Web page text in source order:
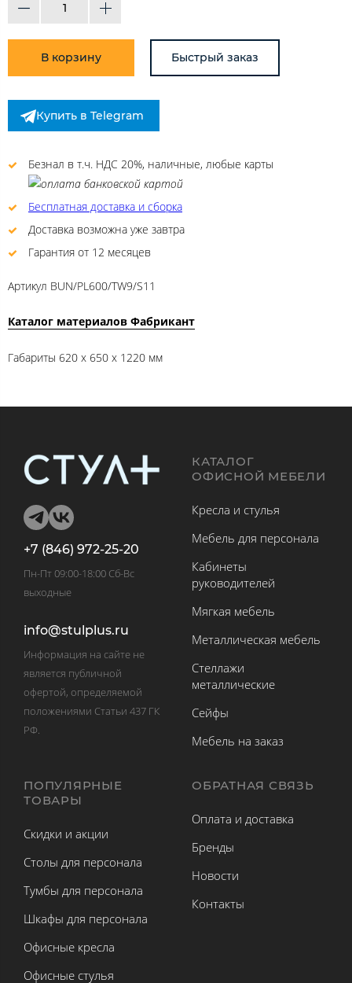
В корзину Быстрый заказ
Купить в Telegram
Безнал в т.ч. НДС 20%, наличные, любые карты
Бесплатная доставка и сборка
Доставка возможна уже завтра
Гарантия от 12 месяцев
Артикул BUN/PL600/TW9/S11
Каталог материалов Фабрикант
Габариты 620 x 650 x 1220 мм
+7 (846) 972-25-20
Пн-Пт 09:00-18:00 Сб-Вс
выходные
info@stulplus.ru
Информация на сайте не
является публичной
офертой, определяемой
положениями Статьи 437 ГК
РФ.
КАТАЛОГ
ОФИСНОЙ МЕБЕЛИ
Кресла и стулья
Мебель для персонала
Кабинеты
руководителей
Мягкая мебель
Металлическая мебель
Стеллажи
металлические
Сейфы
Мебель на заказ
ПОПУЛЯРНЫЕ
ТОВАРЫ
Скидки и акции
Столы для персонала
Тумбы для персонала
Шкафы для персонала
Офисные кресла
Офисные стулья
ОБРАТНАЯ СВЯЗЬ
Оплата и доставка
Бренды
Новости
Контакты